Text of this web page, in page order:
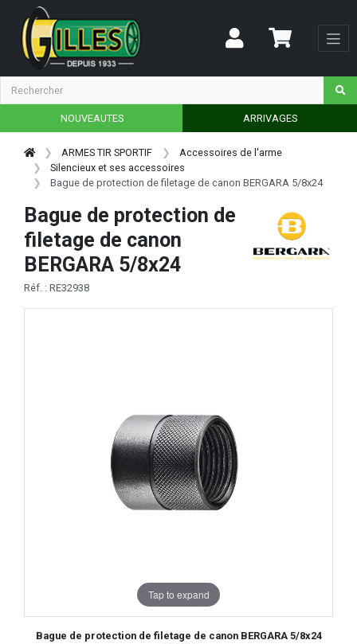
NOUVEAUTES ARRIVAGES
ARMES TIR SPORTIF
Accessoires de l'arme
Silencieux et ses accessoires
Bague de protection de filetage de canon BERGARA 5/8x24
Bague de protection de
filetage de canon
BERGARA 5/8x24
Réf. : RE32938
Tap to expand
Bague de protection de filetage de canon BERGARA 5/8x24